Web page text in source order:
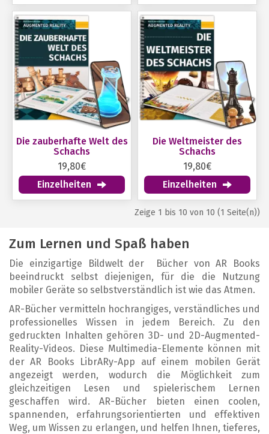
Die zauberhafte Welt des
Schachs
19,80€
Einzelheiten
Die Weltmeister des
Schachs
19,80€
Einzelheiten
Zeige 1 bis 10 von 10 (1 Seite(n))
Zum Lernen und Spaß haben
Die einzigartige Bildwelt der Bücher von AR Books
beeindruckt selbst diejenigen, für die die Nutzung
mobiler Geräte so selbstverständlich ist wie das Atmen.
AR-Bücher vermitteln hochrangiges, verständliches und
professionelles Wissen in jedem Bereich. Zu den
gedruckten Inhalten gehören 3D- und 2D-Augmented-
Reality-Videos. Diese Multimedia-Elemente können mit
der AR Books LibrARy-App auf einem mobilen Gerät
angezeigt werden, wodurch die Möglichkeit zum
gleichzeitigen Lesen und spielerischem Lernen
geschaffen wird. AR-Bücher bieten einen coolen,
spannenden, erfahrungsorientierten und effektiven
Weg, um Wissen zu erlangen, und helfen Ihnen, tieferes,